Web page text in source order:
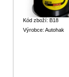
Kód zboží: B18
Výrobce: Autohak